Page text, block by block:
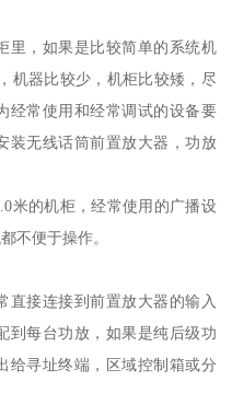
里，如果是比较简单的系统机
机器比较少，机柜比较矮，尽
经常使用和经常调试的设备要
装无线话筒前置放大器，功放
米的机柜，经常使用的广播设
不便于操作。
直接连接到前置放大器的输入
到每台功放，如果是纯后级功
给寻址终端，区域控制箱或分